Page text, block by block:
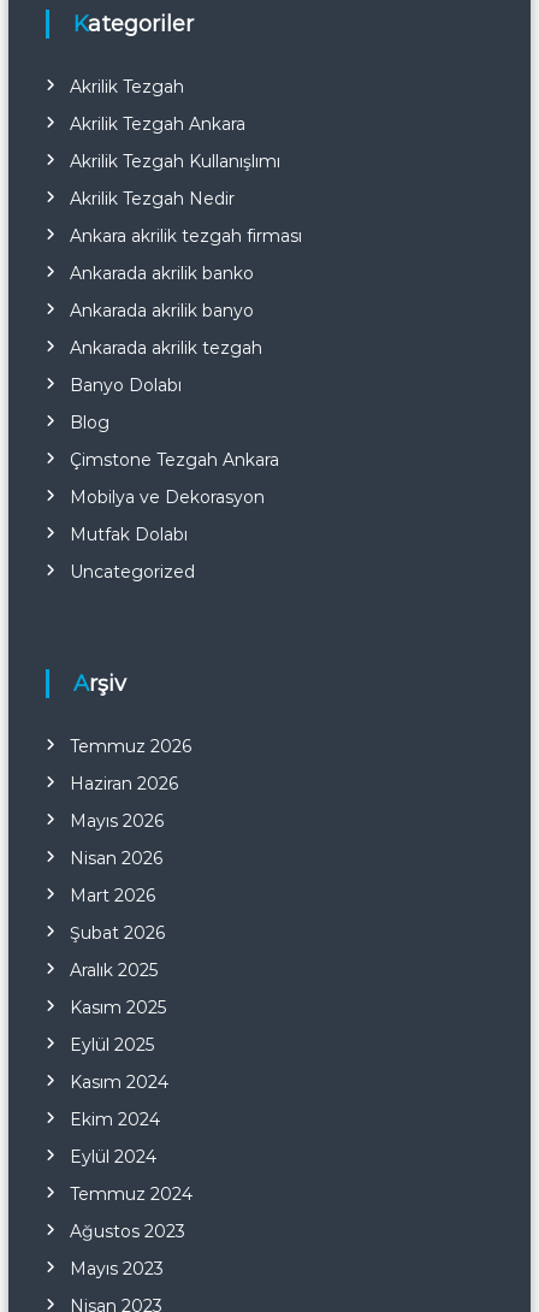
Kategoriler
Akrilik Tezgah
Akrilik Tezgah Ankara
Akrilik Tezgah Kullanışlımı
Akrilik Tezgah Nedir
Ankara akrilik tezgah firması
Ankarada akrilik banko
Ankarada akrilik banyo
Ankarada akrilik tezgah
Banyo Dolabı
Blog
Çimstone Tezgah Ankara
Mobilya ve Dekorasyon
Mutfak Dolabı
Uncategorized
Arşiv
Temmuz 2026
Haziran 2026
Mayıs 2026
Nisan 2026
Mart 2026
Şubat 2026
Aralık 2025
Kasım 2025
Eylül 2025
Kasım 2024
Ekim 2024
Eylül 2024
Temmuz 2024
Ağustos 2023
Mayıs 2023
Nisan 2023